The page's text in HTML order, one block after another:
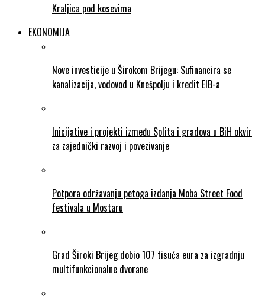
Kraljica pod kosevima
EKONOMIJA
Nove investicije u Širokom Brijegu: Sufinancira se
kanalizacija, vodovod u Knešpolju i kredit EIB-a
Inicijative i projekti između Splita i gradova u BiH okvir
za zajednički razvoj i povezivanje
Potpora održavanju petoga izdanja Moba Street Food
festivala u Mostaru
Grad Široki Brijeg dobio 107 tisuća eura za izgradnju
multifunkcionalne dvorane